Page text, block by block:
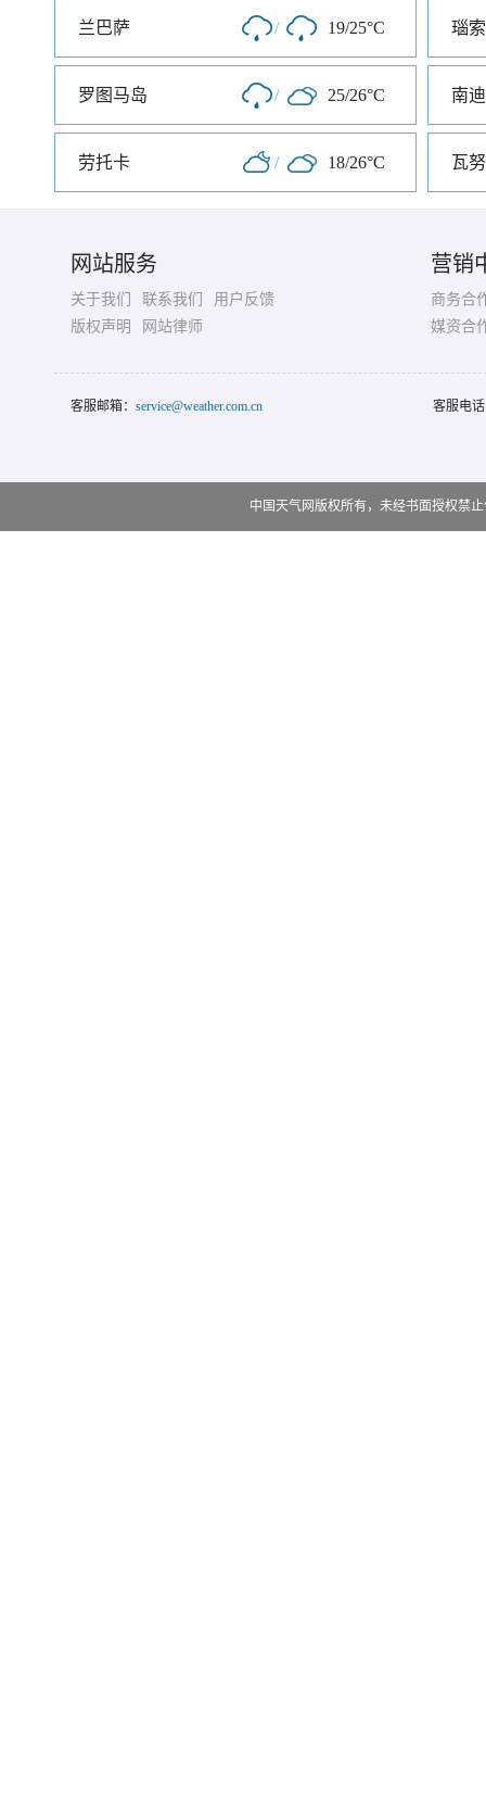
兰巴萨 / 19/25°C 瑙
罗图马岛 / 25/26°C 南
劳托卡 / 18/26°C 瓦
网站服务
关于我们 联系我们
用户反馈
版权声明
网站律师
营销
商务合
媒资合
客服邮箱： service@weather.com.cn 客服电
中国天气网版权所有，未经书面授权